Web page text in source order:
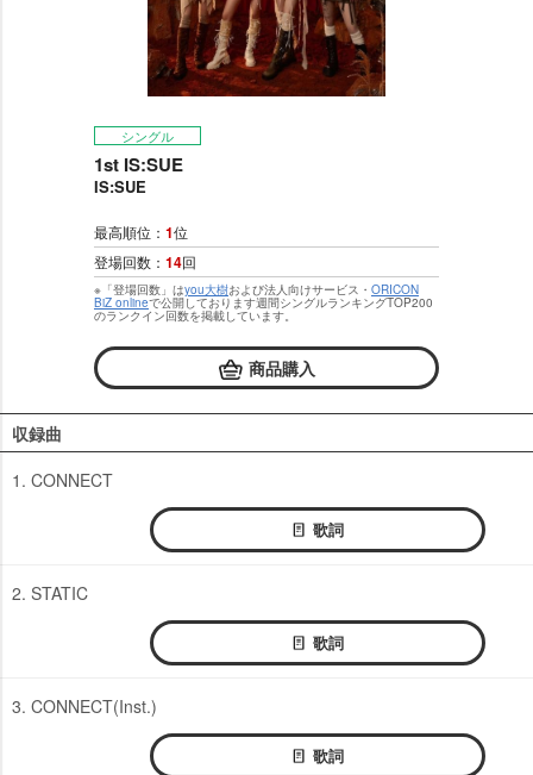
シングル
1st IS:SUE
IS:SUE
最高順位： 1位
登場回数： 14回
※「登場回数」はyou大樹および法人向けサービス・ ORICON
BiZ onlineで公開しております週間シングルランキングTOP200
のランクイン回数を掲載しています。
商品購入
収録曲
1. CONNECT
歌詞
2. STATIC
歌詞
3. CONNECT(Inst.)
歌詞